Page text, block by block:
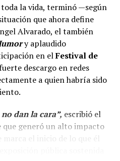
la vida, terminó —según
que ahora define
Alvarado, el también
y aplaudido
en elFestival de
descargo en redes
a quien habría sido
dan la cara”, escribió el
que generó un alto impacto
marca el inicio de lo que él